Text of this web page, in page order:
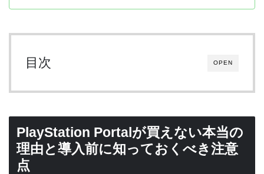
OPEN
目次
PlayStation Portalが買えない本当の
理由と導入前に知っておくべき注意
点